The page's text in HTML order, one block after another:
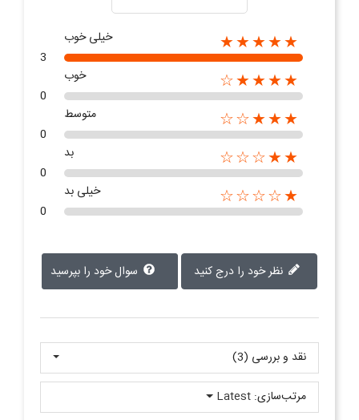
★★★★★
خیلی خوب
3
★★★★☆
خوب
0
★★★☆☆
متوسط
0
★★☆☆☆
بد
0
★☆☆☆☆
خیلی بد
0
سوال خود را بپرسید
نقد و بررسی‌‌ (3)
مرتب‌سازی: Latest